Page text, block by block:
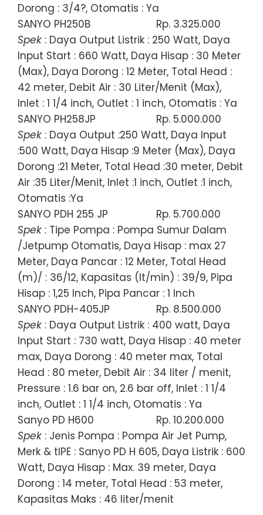
Dorong : 3/4?, Otomatis : Ya
SANYO PH250B
Rp. 3.325.000
Spek : Daya Output Listrik : 250 Watt, Daya
Input Start : 660 Watt, Daya Hisap : 30 Meter
(Max), Daya Dorong : 12 Meter, Total Head :
42 meter, Debit Air : 30 Liter/Menit (Max),
Inlet : 1 1/4 inch, Outlet : 1 inch, Otomatis : Ya
SANYO PH258JP
Rp. 5.000.000
Spek : Daya Output :250 Watt, Daya Input
:500 Watt, Daya Hisap :9 Meter (Max), Daya
Dorong :21 Meter, Total Head :30 meter, Debit
Air :35 Liter/Menit, Inlet :1 inch, Outlet :1 inch,
Otomatis :Ya
SANYO PDH 255 JP
Rp. 5.700.000
Spek : Tipe Pompa : Pompa Sumur Dalam
/Jetpump Otomatis, Daya Hisap : max 27
Meter, Daya Pancar : 12 Meter, Total Head
(m)/ : 36/12, Kapasitas (lt/min) : 39/9, Pipa
Hisap : 1,25 Inch, Pipa Pancar : 1 Inch
SANYO PDH-405JP
Rp. 8.500.000
Spek : Daya Output Listrik : 400 watt, Daya
Input Start : 730 watt, Daya Hisap : 40 meter
max, Daya Dorong : 40 meter max, Total
Head : 80 meter, Debit Air : 34 liter / menit,
Pressure : 1.6 bar on, 2.6 bar off, Inlet : 1 1/4
inch, Outlet : 1 1/4 inch, Otomatis : Ya
Sanyo PD H600
Rp. 10.200.000
Spek : Jenis Pompa : Pompa Air Jet Pump,
Merk & tIPE : Sanyo PD H 605, Daya Listrik : 600
Watt, Daya Hisap : Max. 39 meter, Daya
Dorong : 14 meter, Total Head : 53 meter,
Kapasitas Maks : 46 liter/menit